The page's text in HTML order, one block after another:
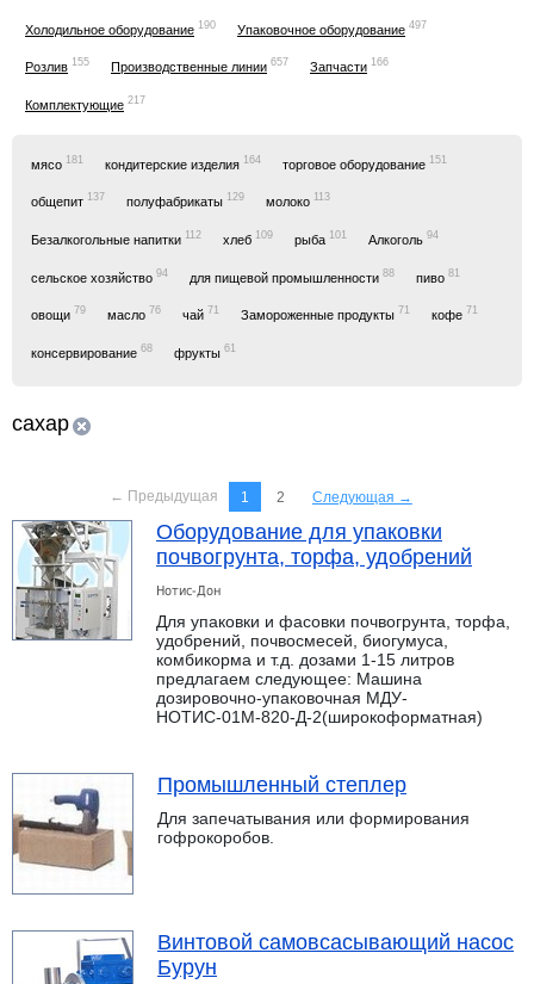
Холодильное оборудование 190 Упаковочное оборудование 497
Розлив 155 Производственные линии 657 Запчасти 166
Комплектующие 217
мясо 181 кондитерские изделия 164 торговое оборудование 151
общепит 137 полуфабрикаты 129 молоко 113
Безалкогольные напитки 112 хлеб 109 рыба 101 Алкоголь 94
сельское хозяйство 94 для пищевой промышленности 88 пиво 81
овощи 79 масло 76 чай 71 Замороженные продукты 71 кофе 71
консервирование 68 фрукты 61
сахар
← Предыдущая 1 2 Следующая →
Оборудование для упаковки
почвогрунта, торфа, удобрений
Нотис-Дон
Для упаковки и фасовки почвогрунта, торфа,
удобрений, почвосмесей, биогумуса,
комбикорма и т.д. дозами 1-15 литров
предлагаем следующее: Машина
дозировочно-упаковочная МДУ-
НОТИС-01М-820-Д-2(широкоформатная)
Промышленный степлер
Для запечатывания или формирования
гофрокоробов.
Винтовой самовсасывающий насос
Бурун